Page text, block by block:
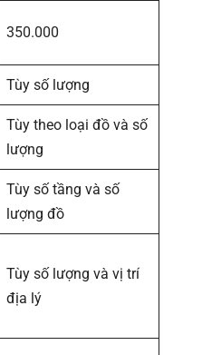
350.000
Tùy số lượng
Tùy theo loại đồ và số
lượng
Tùy số tầng và số
lượng đồ
Tùy số lượng và vị trí
địa lý